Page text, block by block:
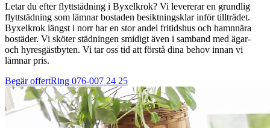
Letar du efter flyttstädning i Byxelkrok? Vi levererar en grundlig
flyttstädning som lämnar bostaden besiktningsklar inför tillträdet.
Byxelkrok längst i norr har en stor andel fritidshus och hamnnära
bostäder. Vi sköter städningen smidigt även i samband med ägar-
och hyresgästbyten. Vi tar oss tid att förstå dina behov innan vi
lämnar pris.
Begär offertRing 076-007 24 25